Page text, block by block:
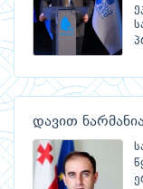
დავით